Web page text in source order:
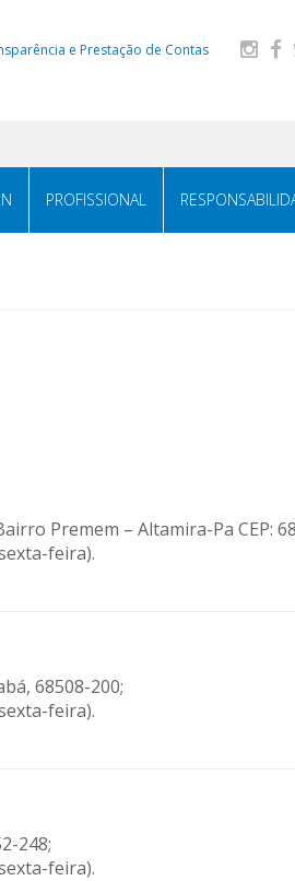
e Prestação de Contas
PROFISSIONAL
Premem – Altamira-Pa CEP:
feira).
68508-200;
feira).
248;
feira).